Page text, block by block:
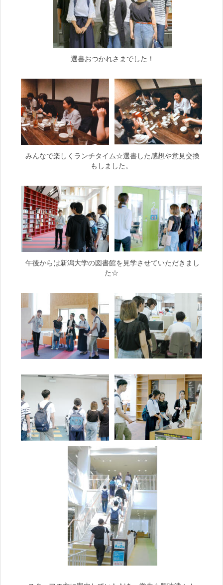
選書おつかれさまでした！
みんなで楽しくランチタイム☆選書した感想や意見交換
もしました。
午後からは新潟大学の図書館を見学させていただきまし
た☆